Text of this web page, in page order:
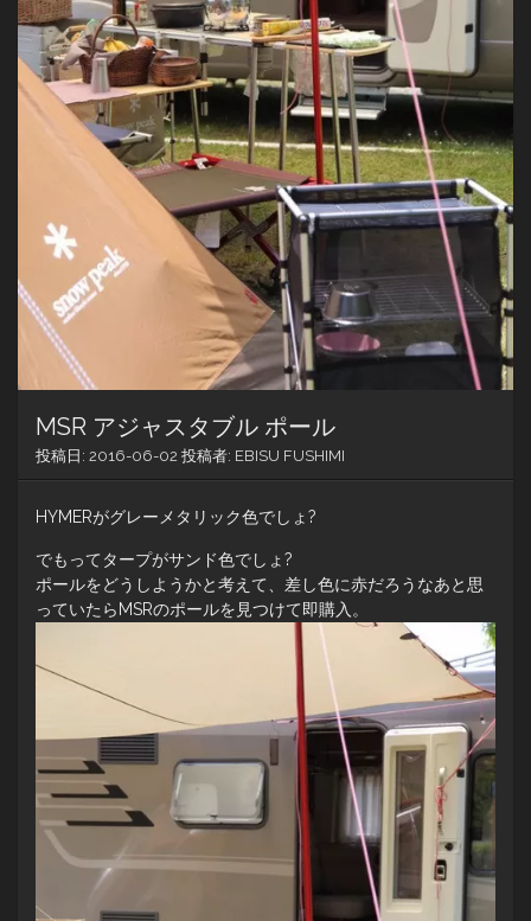
MSR アジャスタブル ポール
投稿日: 2016-06-02 投稿者: EBISU FUSHIMI
HYMERがグレーメタリック色でしょ?
でもってタープがサンド色でしょ?
ポールをどうしようかと考えて、差し色に赤だろうなあと思
っていたらMSRのポールを見つけて即購入。